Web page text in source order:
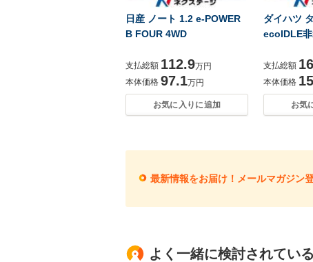
日産 ノート 1.2 e-POWER
B FOUR 4WD
支払総額 112.9万円
本体価格 97.1万円
お気に入りに追加
ダイハツ
ecoIDLE
支払総額
本体価格
お気
最新情報をお届け！メールマガジン
よく一緒に検討されてい